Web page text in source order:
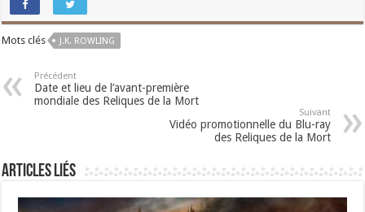
Mots clés J.K. ROWLING
Précédent
Date et lieu de l’avant-première
mondiale des Reliques de la Mort
Suivant
Vidéo promotionnelle du Blu-ray
des Reliques de la Mort
Articles liés